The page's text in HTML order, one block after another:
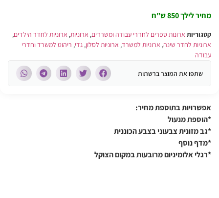
מחיר לילך 850 ש"ח
קטגוריות ארונות ספרים לחדרי עבודה ומשרדים, ארוניות, ארוניות לחדר הילדים,
ארוניות לחדר שינה, ארוניות למשרד, ארוניות לסלון, גדי, ריהוט למשרד וחדרי
עבודה
שתפו את המוצר ברשתות
אפשרויות בתוספת מחיר:
*הוספת מנעול
*גב מזונית צבעוני בצבע הכוננית
*מדף נוסף
*רגלי אלומיניום מרובעות במקום הצוקל